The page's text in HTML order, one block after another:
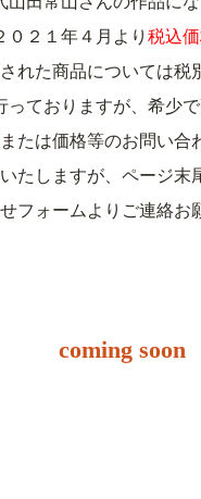
２１年４月より 税込
れた商品については
っておりますが、希少
たは価格等のお問い合
たしますが、ページ末
フォームよりご連絡お
coming soon